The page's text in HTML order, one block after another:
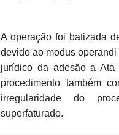
A operação foi batizada
devido ao modus
jurídico da adesão a Ata
procedimento também
irregularidade do
superfaturado.